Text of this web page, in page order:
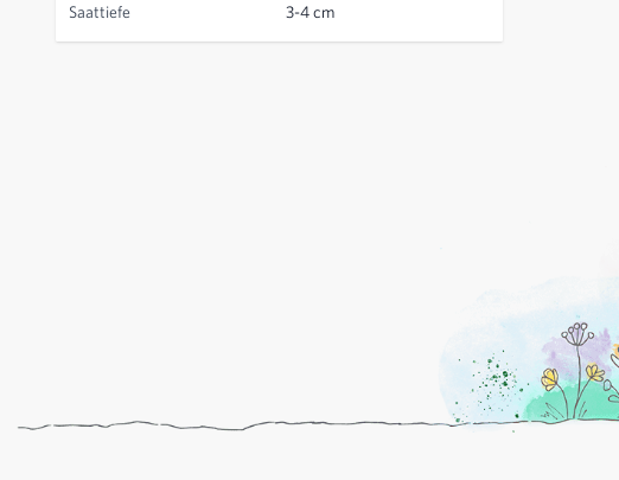
Saattiefe
3-4 cm